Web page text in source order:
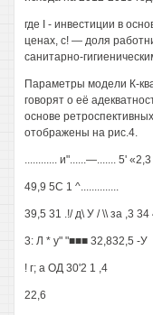
где I - инвестиции в
ценах, с! — доля
санитарно-
Параметры модели К-
говорят о её
основе
отображены на рис.4.
............ и"......—....... 5'
49,9 5С 1 ^..............
39,5 31 .!/ д\ У / \\ за ,3 34
3: Л * у" "■■■ 32,832,5 -У
! г; а ОД 30'2 1 ,4
22,6